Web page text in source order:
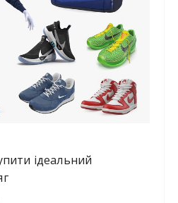
ідеальний